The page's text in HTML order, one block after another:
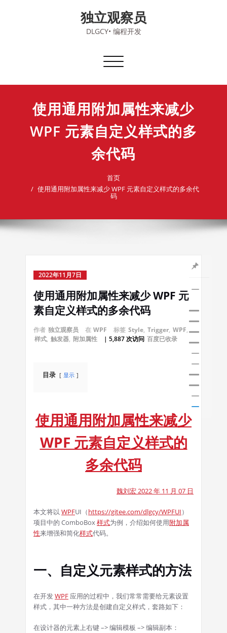
独立观察员
DLGCY• 编程开发
切
导
使用通用附加属性来减少
WPF 元素自定义样式的多
余代码
首页
使用通用附加属性来减少 WPF 元素自定义样式的多余代
码
2022年11月7日
使用通用附加属性来减少 WPF 元
素自定义样式的多余代码
作者 独立观察员 在 WPF 标签 Style, Trigger, WPF,
样式, 触发器, 附加属性 | 5,887 次访问 百度已收录
目录 显示
使用通用附加属性来减少
WPF 元素自定义样式的
多余代码
魏刘宏 2022 年 11 月 07 日
本文将以 WPFUI（https://gitee.com/dlgcy/WPFUI）
项目中的 ComboBox样式为例，介绍如何使用附加属
性来增强和简化样式代码。
一、自定义元素样式的方法
在开发WPF 应用的过程中，我们常常需要给元素设置
样式，其中一种方法是创建自定义样式，套路如下：
在设计器的元素上右键 –> 编辑模板 –> 编辑副本：